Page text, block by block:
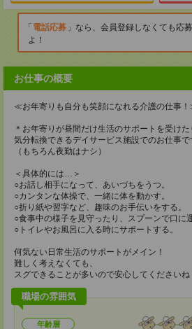
電話応募
なら、会員登録しなくても応
よ！
お仕事の概要
≪お年寄りも自分も笑顔になれる介護の仕事
＊お年寄りが昼間だけ生活のサポートを受けた
気分転換できるデイサービス施設でのお仕事で
（もちろん夜勤はナシ）
＜具体的には…＞
○お話し相手になって、あいづちをうつ。
○カンタンな体操で、一緒に体を動かす。
○折り紙や習字など、趣味のお手伝いをする。
○食事中の様子を見守ったり、スプーンで口に
○トイレやお風呂に入る時にサポートする。
何気ない日常生活のサポートがメイン！
難しく考えなくても、
スグできることが多いので安心してくださいね
職場の雰囲気
年齢層